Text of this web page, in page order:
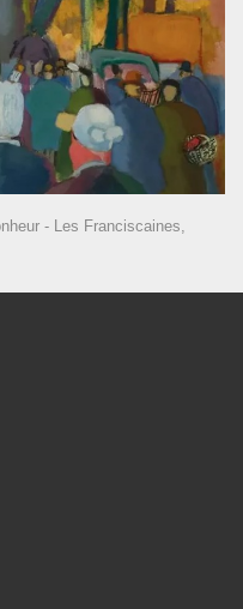
- Les Franciscaines,